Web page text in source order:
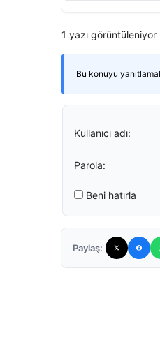
1 yazı görüntüleniyor
Bu konuyu
Kullanıcı adı:
Parola:
Beni hatırla
Paylaş: